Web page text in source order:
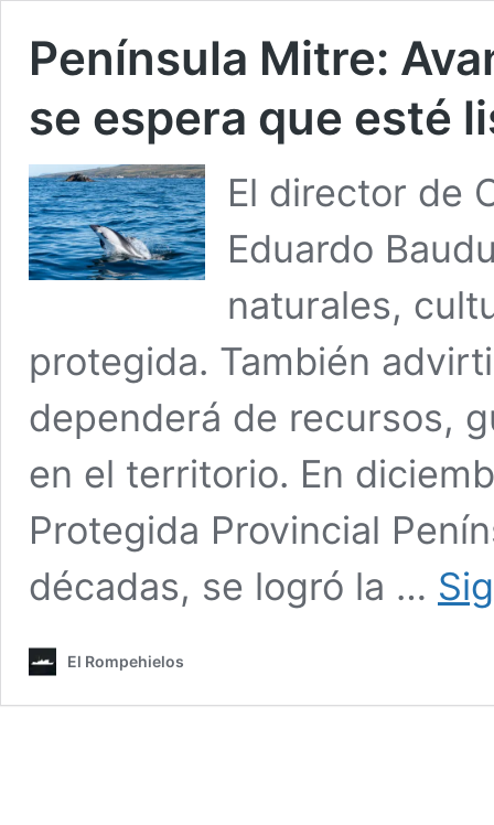
Península Mitre:
se espera que esté
El director de
Eduardo
naturales,
protegida. También
dependerá de recursos,
en el territorio. En
Protegida Provincial
décadas, se logró la …
El Rompehielos